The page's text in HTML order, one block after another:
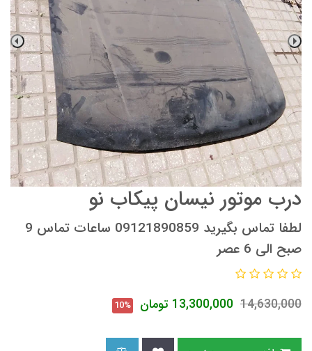
درب موتور نیسان پیکاب نو
لطفا تماس بگیرید 09121890859 ساعات تماس 9
صبح الی 6 عصر
14,630,000
13,300,000 تومان 10%